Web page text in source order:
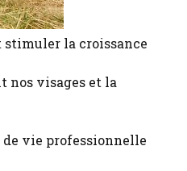
stimuler la croissance
nos visages et la
vie professionnelle